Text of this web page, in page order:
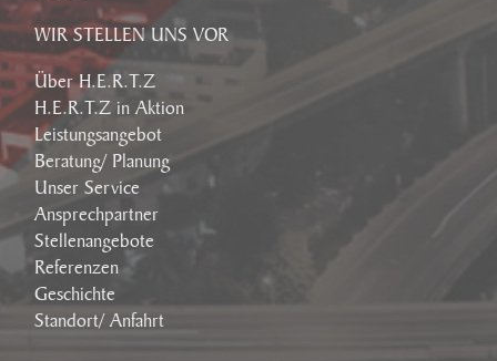
WIR STELLEN UNS VOR
Über H.E.R.T.Z
H.E.R.T.Z in Aktion
Leistungsangebot
Beratung/ Planung
Unser Service
Ansprechpartner
Stellenangebote
Referenzen
Geschichte
Standort/ Anfahrt